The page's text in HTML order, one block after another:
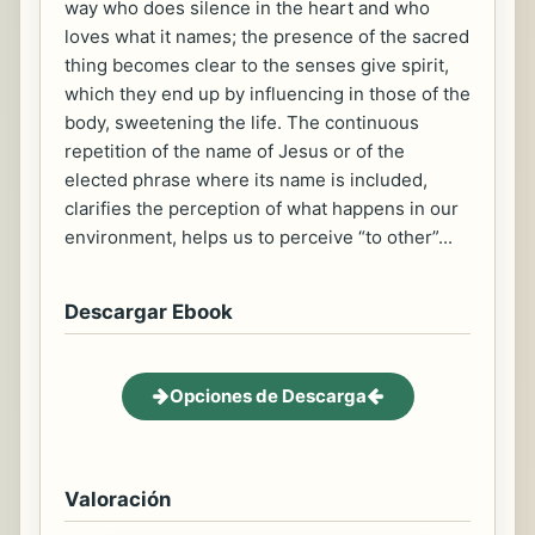
way who does silence in the heart and who
loves what it names; the presence of the sacred
thing becomes clear to the senses give spirit,
which they end up by influencing in those of the
body, sweetening the life. The continuous
repetition of the name of Jesus or of the
elected phrase where its name is included,
clarifies the perception of what happens in our
environment, helps us to perceive “to other”...
Descargar Ebook
Opciones de Descarga
Valoración